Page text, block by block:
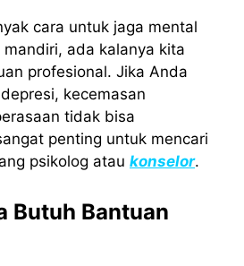
cara untuk jaga mental
ada kalanya kita
profesional. Jika Anda
kecemasan
tidak bisa
penting untuk mencari
psikolog atau konselor.
Butuh Bantuan